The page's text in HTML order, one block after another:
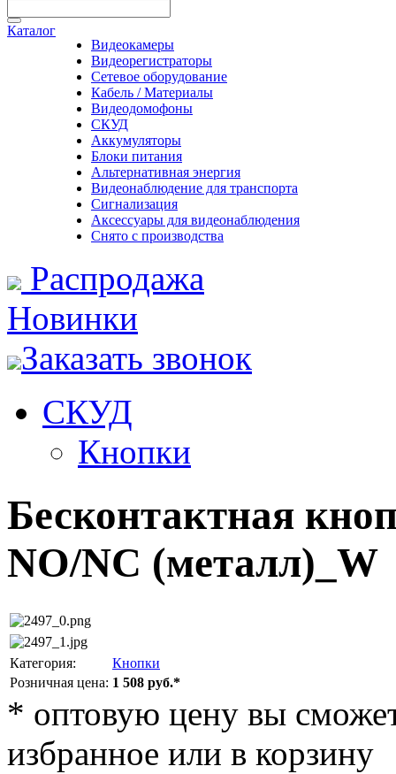
Каталог
Видеокамеры
Видеорегистраторы
Сетевое оборудование
Кабель / Материалы
Видеодомофоны
СКУД
Аккумуляторы
Блоки питания
Альтернативная энергия
Видеонаблюдение для транспорта
Сигнализация
Аксессуары для видеонаблюдения
Снято с производства
Распродажа
Новинки
Заказать звонок
СКУД
Кнопки
Бесконтактная
NO/NC (металл)_W
Категория:
Кнопки
Розничная цена: 1 508 руб.*
* оптовую цену вы
избранное или в корзину